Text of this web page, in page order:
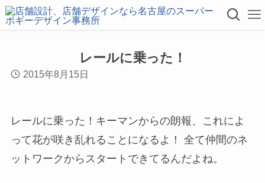
レールに乗った！
2015年8月15日
レールに乗った！キーマンからの朗報、これによ
って花が咲き乱れることになるよ！ 全て仲間のネ
ットワークからスタートできてるんだよね。